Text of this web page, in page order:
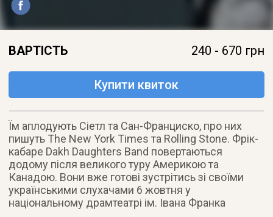
ВАРТІСТЬ 240 - 670 грн
Купити квиток
Їм аплодують Сіетл та Сан-Франциско, про них
пишуть The New York Times та Rolling Stone. Фрік-
кабаре Dakh Daughters Band повертаються
додому після великого туру Америкою та
Канадою. Вони вже готові зустрітись зі своїми
українськими слухачами 6 жовтня у
національному драмтеатрі ім. Івана Франка